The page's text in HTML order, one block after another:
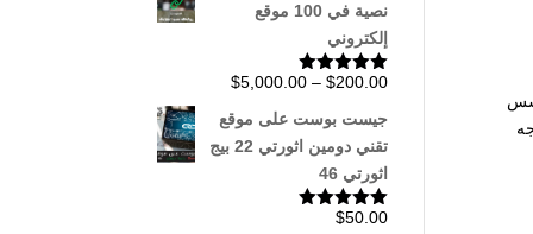
نصية في 100 موقع
إلكتروني
تم التقييم
$200.00
–
$5,000.00 نطاق
السعر:
من
جيست بوست على موقع
تقني دومين اثورتي 22 بيج
اثورتي 46
تم التقييم
$50.00